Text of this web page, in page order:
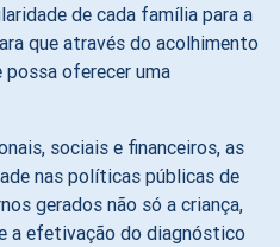
de cada família para a
que através do acolhimento
possa oferecer uma
sociais e financeiros, as
nas políticas públicas de
gerados não só a criança,
a efetivação do diagnóstico